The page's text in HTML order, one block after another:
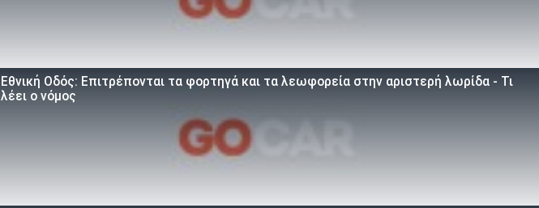
Εθνική Οδός: Επιτρέπονται τα φορτηγά και τα λεωφορεία στην αριστερή λωρίδα - Τι
λέει ο νόμος